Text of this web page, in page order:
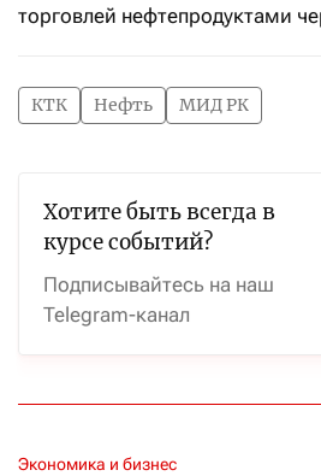
торговлей нефтепродуктами
КТК Нефть МИД РК
Хотите быть всегда в
курсе событий?
Подписывайтесь на наш
Telegram-канал
Экономика и бизнес